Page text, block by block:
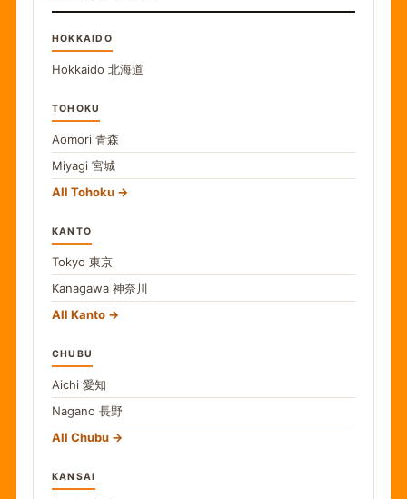
HOKKAIDO
Hokkaido 北海道
TOHOKU
Aomori 青森
Miyagi 宮城
All Tohoku
KANTO
Tokyo 東京
Kanagawa 神奈川
All Kanto
CHUBU
Aichi 愛知
Nagano 長野
All Chubu
KANSAI